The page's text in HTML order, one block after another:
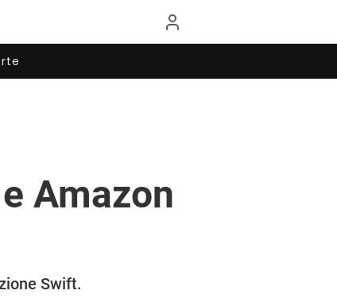
Amazon
Swift.